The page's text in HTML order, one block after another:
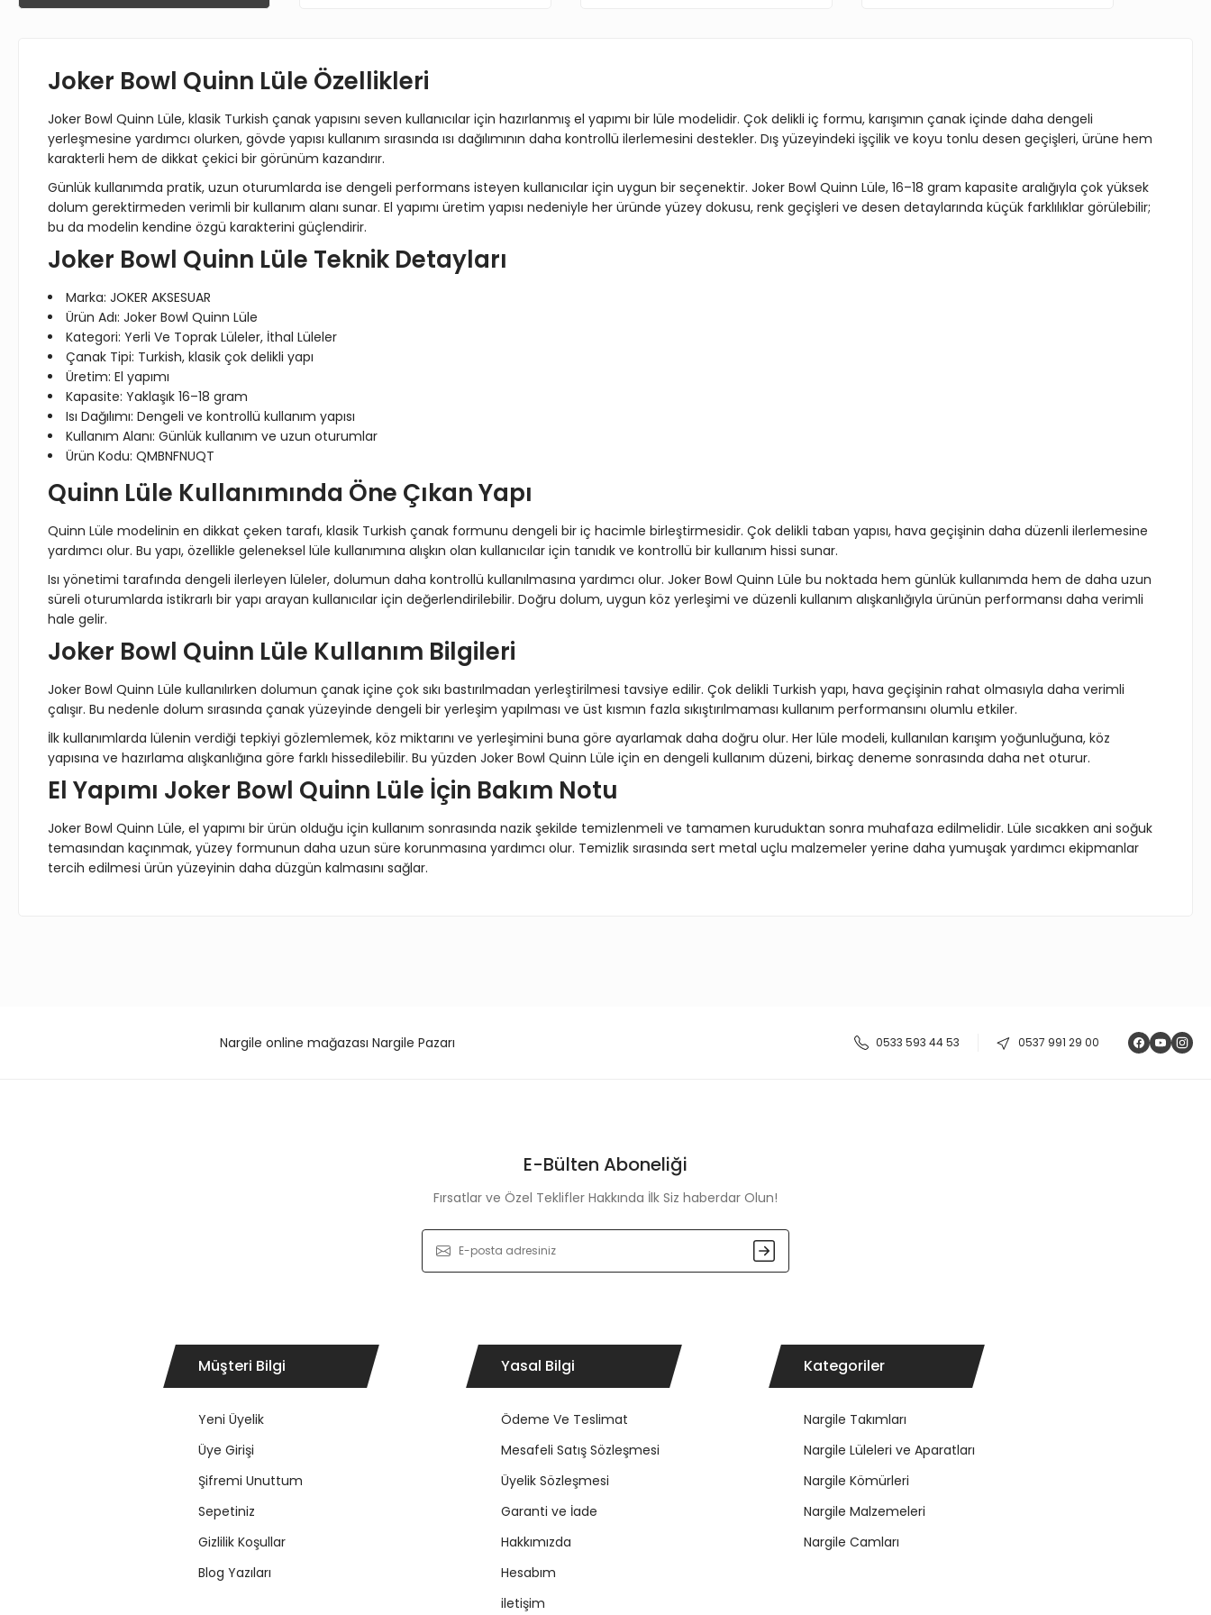
Joker Bowl Quinn Lüle Özellikleri
Joker Bowl Quinn Lüle, klasik Turkish çanak yapısını seven kullanıcılar için hazırlanmış el yapımı bir lüle modelidir. Çok delikli iç formu, karışımın çanak içinde daha dengeli
yerleşmesine yardımcı olurken, gövde yapısı kullanım sırasında ısı dağılımının daha kontrollü ilerlemesini destekler. Dış yüzeyindeki işçilik ve koyu tonlu desen geçişleri, ürüne hem
karakterli hem de dikkat çekici bir görünüm kazandırır.
Günlük kullanımda pratik, uzun oturumlarda ise dengeli performans isteyen kullanıcılar için uygun bir seçenektir. Joker Bowl Quinn Lüle, 16–18 gram kapasite aralığıyla çok yüksek
dolum gerektirmeden verimli bir kullanım alanı sunar. El yapımı üretim yapısı nedeniyle her üründe yüzey dokusu, renk geçişleri ve desen detaylarında küçük farklılıklar görülebilir;
bu da modelin kendine özgü karakterini güçlendirir.
Joker Bowl Quinn Lüle Teknik Detayları
Marka: JOKER AKSESUAR
Ürün Adı: Joker Bowl Quinn Lüle
Kategori: Yerli Ve Toprak Lüleler, İthal Lüleler
Çanak Tipi: Turkish, klasik çok delikli yapı
Üretim: El yapımı
Kapasite: Yaklaşık 16–18 gram
Isı Dağılımı: Dengeli ve kontrollü kullanım yapısı
Kullanım Alanı: Günlük kullanım ve uzun oturumlar
Ürün Kodu: QMBNFNUQT
Quinn Lüle Kullanımında Öne Çıkan Yapı
Quinn Lüle modelinin en dikkat çeken tarafı, klasik Turkish çanak formunu dengeli bir iç hacimle birleştirmesidir. Çok delikli taban yapısı, hava geçişinin daha düzenli ilerlemesine
yardımcı olur. Bu yapı, özellikle geleneksel lüle kullanımına alışkın olan kullanıcılar için tanıdık ve kontrollü bir kullanım hissi sunar.
Isı yönetimi tarafında dengeli ilerleyen lüleler, dolumun daha kontrollü kullanılmasına yardımcı olur. Joker Bowl Quinn Lüle bu noktada hem günlük kullanımda hem de daha uzun
süreli oturumlarda istikrarlı bir yapı arayan kullanıcılar için değerlendirilebilir. Doğru dolum, uygun köz yerleşimi ve düzenli kullanım alışkanlığıyla ürünün performansı daha verimli
hale gelir.
Joker Bowl Quinn Lüle Kullanım Bilgileri
Joker Bowl Quinn Lüle kullanılırken dolumun çanak içine çok sıkı bastırılmadan yerleştirilmesi tavsiye edilir. Çok delikli Turkish yapı, hava geçişinin rahat olmasıyla daha verimli
çalışır. Bu nedenle dolum sırasında çanak yüzeyinde dengeli bir yerleşim yapılması ve üst kısmın fazla sıkıştırılmaması kullanım performansını olumlu etkiler.
İlk kullanımlarda lülenin verdiği tepkiyi gözlemlemek, köz miktarını ve yerleşimini buna göre ayarlamak daha doğru olur. Her lüle modeli, kullanılan karışım yoğunluğuna, köz
yapısına ve hazırlama alışkanlığına göre farklı hissedilebilir. Bu yüzden Joker Bowl Quinn Lüle için en dengeli kullanım düzeni, birkaç deneme sonrasında daha net oturur.
El Yapımı Joker Bowl Quinn Lüle İçin Bakım Notu
Joker Bowl Quinn Lüle, el yapımı bir ürün olduğu için kullanım sonrasında nazik şekilde temizlenmeli ve tamamen kuruduktan sonra muhafaza edilmelidir. Lüle sıcakken ani soğuk
temasından kaçınmak, yüzey formunun daha uzun süre korunmasına yardımcı olur. Temizlik sırasında sert metal uçlu malzemeler yerine daha yumuşak yardımcı ekipmanlar
tercih edilmesi ürün yüzeyinin daha düzgün kalmasını sağlar.
Ürün açıklamasında eksik bilgiler bulunuyor.
Nargile online mağazası Nargile Pazarı 0533 593 44 53 0537 991 29 00
E-Bülten Aboneliği
Fırsatlar ve Özel Teklifler Hakkında İlk Siz haberdar Olun!
Müşteri Bilgi
Yeni Üyelik
Üye Girişi
Şifremi Unuttum
Sepetiniz
Gizlilik Koşullar
Blog Yazıları
Yasal Bilgi
Ödeme Ve Teslimat
Mesafeli Satış Sözleşmesi
Üyelik Sözleşmesi
Garanti ve İade
Hakkımızda
Hesabım
iletişim
Kategoriler
Nargile Takımları
Nargile Lüleleri ve Aparatları
Nargile Kömürleri
Nargile Malzemeleri
Nargile Camları